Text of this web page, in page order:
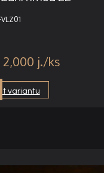
2,000 j.
variantu